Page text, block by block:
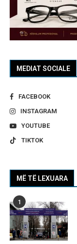
MEDIAT SOCIALE
FACEBOOK
INSTAGRAM
YOUTUBE
TIKTOK
MË TË LEXUARA
1